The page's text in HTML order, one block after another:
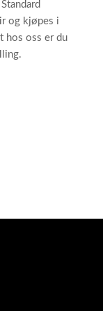
og kjøpes i
hos oss er du